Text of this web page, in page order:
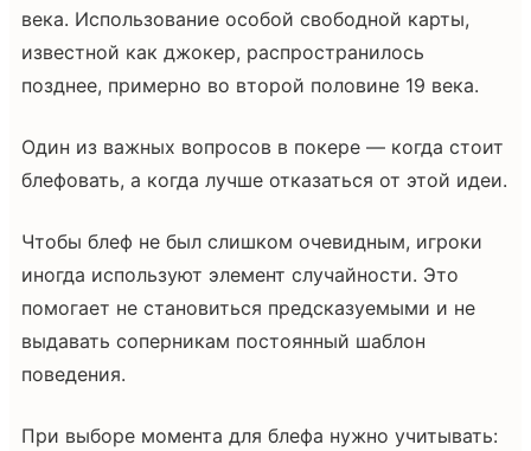
века. Использование особой свободной карты,
известной как джокер, распространилось
позднее, примерно во второй половине 19 века.
Один из важных вопросов в покере — когда стоит
блефовать, а когда лучше отказаться от этой идеи.
Чтобы блеф не был слишком очевидным, игроки
иногда используют элемент случайности. Это
помогает не становиться предсказуемыми и не
выдавать соперникам постоянный шаблон
поведения.
При выборе момента для блефа нужно учитывать: